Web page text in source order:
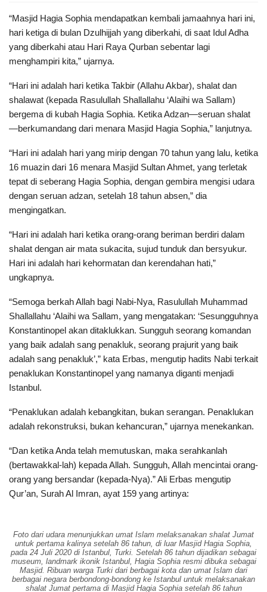
“Masjid Hagia Sophia mendapatkan kembali jamaahnya hari ini,
hari ketiga di bulan Dzulhijjah yang diberkahi, di saat Idul Adha
yang diberkahi atau Hari Raya Qurban sebentar lagi
menghampiri kita,” ujarnya.
“Hari ini adalah hari ketika Takbir (Allahu Akbar), shalat dan
shalawat (kepada Rasulullah Shallallahu ‘Alaihi wa Sallam)
bergema di kubah Hagia Sophia. Ketika Adzan—seruan shalat
—berkumandang dari menara Masjid Hagia Sophia,” lanjutnya.
“Hari ini adalah hari yang mirip dengan 70 tahun yang lalu, ketika
16 muazin dari 16 menara Masjid Sultan Ahmet, yang terletak
tepat di seberang Hagia Sophia, dengan gembira mengisi udara
dengan seruan adzan, setelah 18 tahun absen,” dia
mengingatkan.
“Hari ini adalah hari ketika orang-orang beriman berdiri dalam
shalat dengan air mata sukacita, sujud tunduk dan bersyukur.
Hari ini adalah hari kehormatan dan kerendahan hati,”
ungkapnya.
“Semoga berkah Allah bagi Nabi-Nya, Rasulullah Muhammad
Shallallahu ‘Alaihi wa Sallam, yang mengatakan: ‘Sesungguhnya
Konstantinopel akan ditaklukkan. Sungguh seorang komandan
yang baik adalah sang penakluk, seorang prajurit yang baik
adalah sang penakluk’,” kata Erbas, mengutip hadits Nabi terkait
penaklukan Konstantinopel yang namanya diganti menjadi
Istanbul.
“Penaklukan adalah kebangkitan, bukan serangan. Penaklukan
adalah rekonstruksi, bukan kehancuran,” ujarnya menekankan.
“Dan ketika Anda telah memutuskan, maka serahkanlah
(bertawakkal-lah) kepada Allah. Sungguh, Allah mencintai orang-
orang yang bersandar (kepada-Nya).” Ali Erbas mengutip
Qur’an, Surah Al Imran, ayat 159 yang artinya:
Foto dari udara menunjukkan umat Islam melaksanakan shalat Jumat
untuk pertama kalinya setelah 86 tahun, di luar Masjid Hagia Sophia,
pada 24 Juli 2020 di Istanbul, Turki. Setelah 86 tahun dijadikan sebagai
museum, landmark ikonik Istanbul, Hagia Sophia resmi dibuka sebagai
Masjid. Ribuan warga Turki dari berbagai kota dan umat Islam dari
berbagai negara berbondong-bondong ke Istanbul untuk melaksanakan
shalat Jumat pertama di Masjid Hagia Sophia setelah 86 tahun